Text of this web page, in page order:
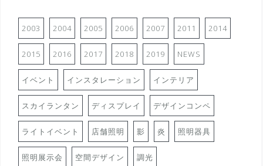
2003 2004 2005 2006 2007 2011 2014
2015 2016 2017 2018 2019 NEWS
イベント インスタレーション インテリア
スカイランタン ディスプレイ デザインコンペ
ライトイベント 店舗照明 影 炎 照明器具
照明展示会 空間デザイン 調光